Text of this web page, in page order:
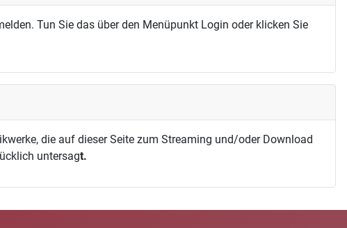
Tun Sie das über den Menüpunkt Login oder klicken Sie
die auf dieser Seite zum Streaming und/oder Download
untersagt.